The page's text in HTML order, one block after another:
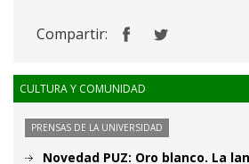
Compartir:
CULTURA Y COMUNIDAD
PRENSAS DE LA UNIVERSIDAD
Novedad PUZ: Oro blanco. La